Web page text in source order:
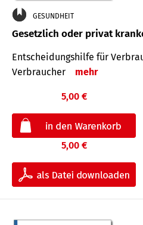
GESUNDHEIT
Gesetzlich oder privat
Entscheidungshilfe für
Verbraucher
mehr
5,00 €
5,00 €